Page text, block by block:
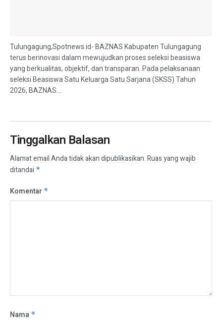
Tulungagung,Spotnews.id- BAZNAS Kabupaten Tulungagung
terus berinovasi dalam mewujudkan proses seleksi beasiswa
yang berkualitas, objektif, dan transparan. Pada pelaksanaan
seleksi Beasiswa Satu Keluarga Satu Sarjana (SKSS) Tahun
2026, BAZNAS...
Tinggalkan Balasan
Alamat email Anda tidak akan dipublikasikan.Ruas yang wajib
ditandai *
Komentar *
Nama *